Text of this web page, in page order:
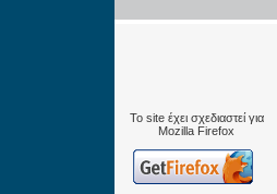
Το site έχει σχεδιαστεί για
Mozilla Firefox